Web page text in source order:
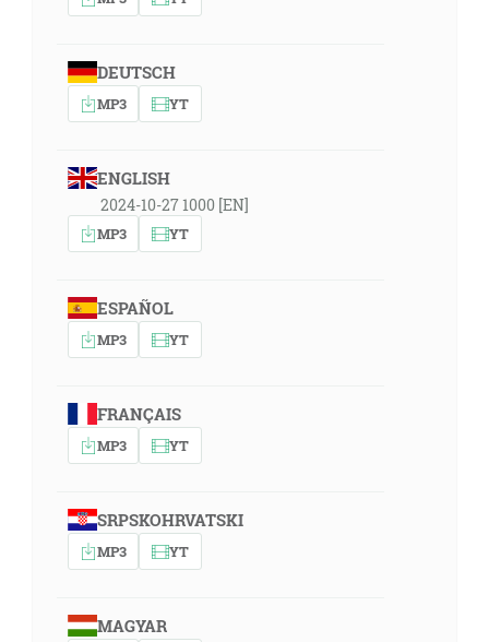
DEUTSCH
MP3 YT
ENGLISH
2024-10-27 1000 [EN]
MP3 YT
ESPAÑOL
MP3 YT
FRANÇAIS
MP3 YT
SRPSKOHRVATSKI
MP3 YT
MAGYAR